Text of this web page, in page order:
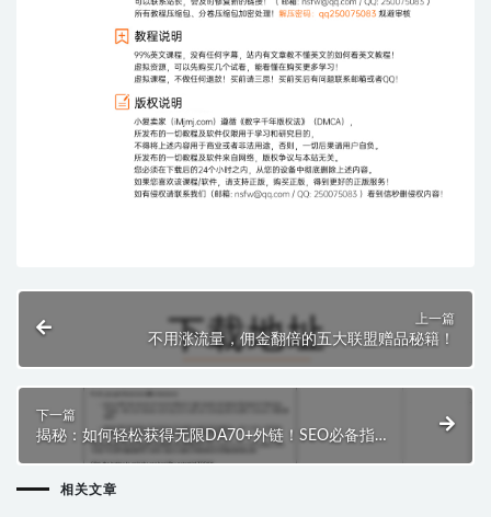
上一篇
不用涨流量，佣金翻倍的五大联盟赠品秘籍！
下一篇
揭秘：如何轻松获得无限DA70+外链！SEO必备指
相关文章